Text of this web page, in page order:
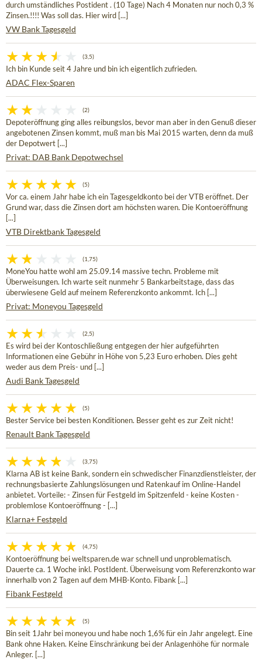
durch umständliches Postident . (10 Tage) Nach 4 Monaten nur noch 0,3 %
Zinsen.!!!! Was soll das. Hier wird [...]
VW Bank Tagesgeld
(3,5)
Ich bin Kunde seit 4 Jahre und bin ich eigentlich zufrieden.
ADAC Flex-Sparen
(2)
Depoteröffnung ging alles reibungslos, bevor man aber in den Genuß dieser
angebotenen Zinsen kommt, muß man bis Mai 2015 warten, denn da muß
der Depotwert [...]
Privat: DAB Bank Depotwechsel
(5)
Vor ca. einem Jahr habe ich ein Tagesgeldkonto bei der VTB eröffnet. Der
Grund war, dass die Zinsen dort am höchsten waren. Die Kontoeröffnung
[...]
VTB Direktbank Tagesgeld
(1,75)
MoneYou hatte wohl am 25.09.14 massive techn. Probleme mit
Überweisungen. Ich warte seit nunmehr 5 Bankarbeitstage, dass das
überwiesene Geld auf meinem Referenzkonto ankommt. Ich [...]
Privat: Moneyou Tagesgeld
(2,5)
Es wird bei der Kontoschließung entgegen der hier aufgeführten
Informationen eine Gebühr in Höhe von 5,23 Euro erhoben. Dies geht
weder aus dem Preis- und [...]
Audi Bank Tagesgeld
(5)
Bester Service bei besten Konditionen. Besser geht es zur Zeit nicht!
Renault Bank Tagesgeld
(3,75)
Klarna AB ist keine Bank, sondern ein schwedischer Finanzdienstleister, der
rechnungsbasierte Zahlungslösungen und Ratenkauf im Online-Handel
anbietet. Vorteile: - Zinsen für Festgeld im Spitzenfeld - keine Kosten -
problemlose Kontoeröffnung - [...]
Klarna+ Festgeld
(4,75)
Kontoeröffnung bei weltsparen.de war schnell und unproblematisch.
Dauerte ca. 1 Woche inkl. PostIdent. Überweisung vom Referenzkonto war
innerhalb von 2 Tagen auf dem MHB-Konto. Fibank [...]
Fibank Festgeld
(5)
Bin seit 1Jahr bei moneyou und habe noch 1,6% für ein Jahr angelegt. Eine
Bank ohne Haken. Keine Einschränkung bei der Anlagenhöhe für normale
Anleger. [...]